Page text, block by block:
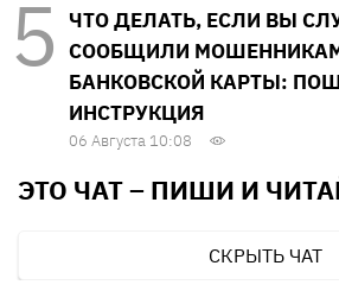
ЧТО ДЕЛАТЬ, ЕСЛИ ВЫ
СООБЩИЛИ
БАНКОВСКОЙ КАРТЫ:
ИНСТРУКЦИЯ
06 Августа 10:08
ЭТО ЧАТ – ПИШИ И
СКРЫТЬ ЧАТ